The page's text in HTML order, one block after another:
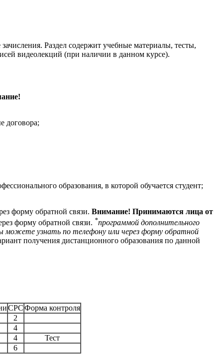
Раздел содержит учебные материалы, тесты,
видеолекций (при наличии в данном курсе).
договора;
образования, в которой обучается студент;
форму обратной связи. Внимание! Принимаются лица от
форму обратной связи. *программой дополнительного
можете узнать по телефону или через форму обратной
получения дистанционного образования по данной
СРСФорма контроля
2
4
4
Тест
6